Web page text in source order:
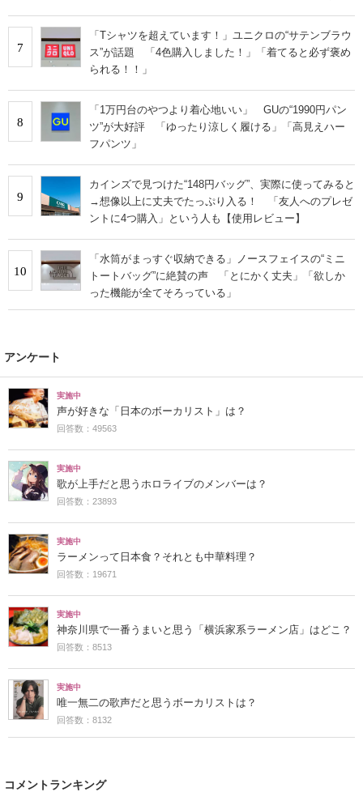
7
「Tシャツを超えています！」ユニクロの“サテンブラウ
ス”が話題 「4色購入しました！」「着てると必ず褒め
られる！！」
8
「1万円台のやつより着心地いい」 GUの“1990円パン
ツ”が大好評 「ゆったり涼しく履ける」「高見えハー
フパンツ」
9
カインズで見つけた“148円バッグ”、実際に使ってみると
→想像以上に丈夫でたっぷり入る！ 「友人へのプレゼ
ントに4つ購入」という人も【使用レビュー】
10
「水筒がまっすぐ収納できる」ノースフェイスの“ミニ
トートバッグ”に絶賛の声 「とにかく丈夫」「欲しか
った機能が全てそろっている」
アンケート
実施中
声が好きな「日本のボーカリスト」は？
回答数：49563
実施中
歌が上手だと思うホロライブのメンバーは？
回答数：23893
実施中
ラーメンって日本食？それとも中華料理？
回答数：19671
実施中
神奈川県で一番うまいと思う「横浜家系ラーメン店」はどこ？
回答数：8513
実施中
唯一無二の歌声だと思うボーカリストは？
回答数：8132
コメントランキング